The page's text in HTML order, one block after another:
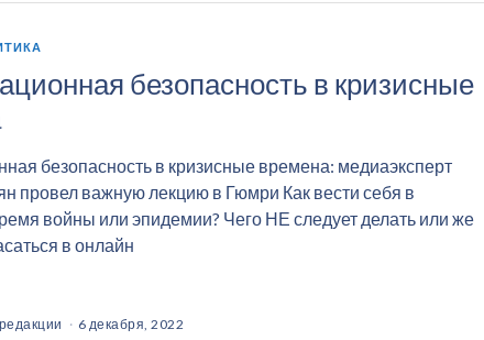
безопасность в кризисные
безопасность в кризисные времена: медиаэксперт
провел важную лекцию в Гюмри Как вести себя в
войны или эпидемии? Чего НЕ следует делать или же
в онлайн
6 декабря, 2022